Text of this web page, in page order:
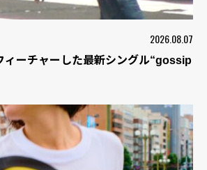
2026.08.07
ーチャーした最新シングル“gossip